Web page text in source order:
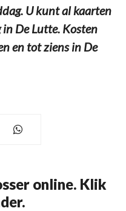
U kunt al kaarten
De Lutte. Kosten
en tot ziens in De
online. Klik